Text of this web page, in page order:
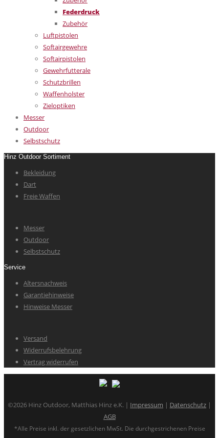
Federdruck
Zubehör
Luftpistolen
Softairgewehre
Softairpistolen
Gewehrfutterale
Schutzbrillen
Waffenholster
Zieloptiken
Messer
Outdoor
Selbstschutz
Hinz Outdoor Sortiment
Bekleidung
Dart
Freie Waffen
Messer
Outdoor
Selbstschutz
Service
Altersnachweis
Garantiehinweise
Hinweise Messer
Versand
Widerrufsbelehrung
Vertrag widerrufen
©2026 Hinz Outdoor, Matthias Hinz e.K. | Impressum | Datenschutz |
AGB
*Alle Preise inkl. der gesetzlichen MwSt. Die durchgestrichenen Preise